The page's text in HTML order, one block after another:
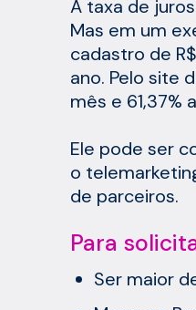
A taxa de
Mas em um
cadastro de
ano. Pelo site
mês e 61,37%
Ele pode ser
o
de parceiros.
Para
Ser maior